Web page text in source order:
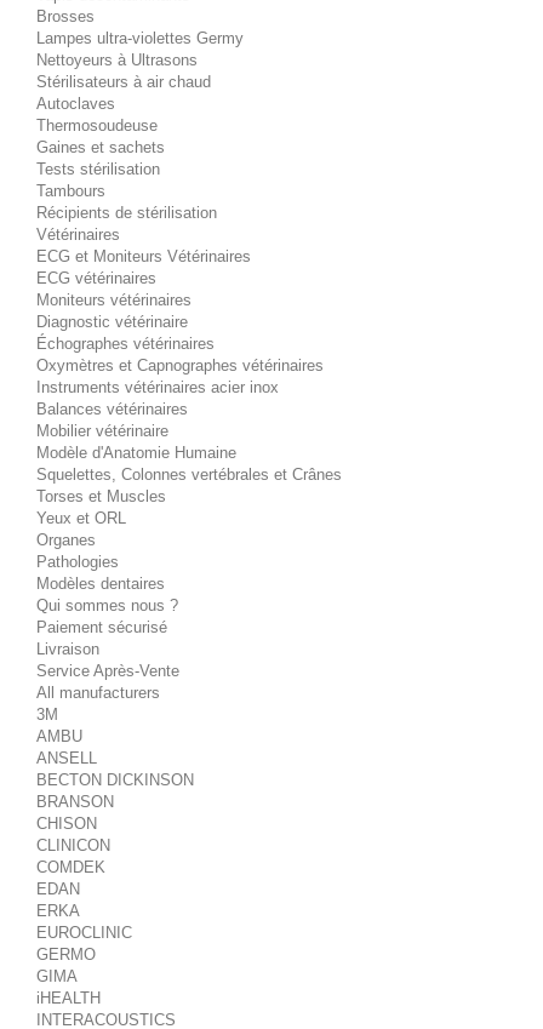
Brosses
Lampes ultra-violettes Germy
Nettoyeurs à Ultrasons
Stérilisateurs à air chaud
Autoclaves
Thermosoudeuse
Gaines et sachets
Tests stérilisation
Tambours
Récipients de stérilisation
Vétérinaires
ECG et Moniteurs Vétérinaires
ECG vétérinaires
Moniteurs vétérinaires
Diagnostic vétérinaire
Échographes vétérinaires
Oxymètres et Capnographes vétérinaires
Instruments vétérinaires acier inox
Balances vétérinaires
Mobilier vétérinaire
Modèle d'Anatomie Humaine
Squelettes, Colonnes vertébrales et Crânes
Torses et Muscles
Yeux et ORL
Organes
Pathologies
Modèles dentaires
Qui sommes nous ?
Paiement sécurisé
Livraison
Service Après-Vente
All manufacturers
3M
AMBU
ANSELL
BECTON DICKINSON
BRANSON
CHISON
CLINICON
COMDEK
EDAN
ERKA
EUROCLINIC
GERMO
GIMA
iHEALTH
INTERACOUSTICS